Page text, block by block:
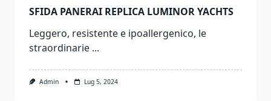
SFIDA PANERAI REPLICA LUMINOR YACHTS
Leggero, resistente e ipoallergenico, le
straordinarie ...
Admin Lug 5, 2024